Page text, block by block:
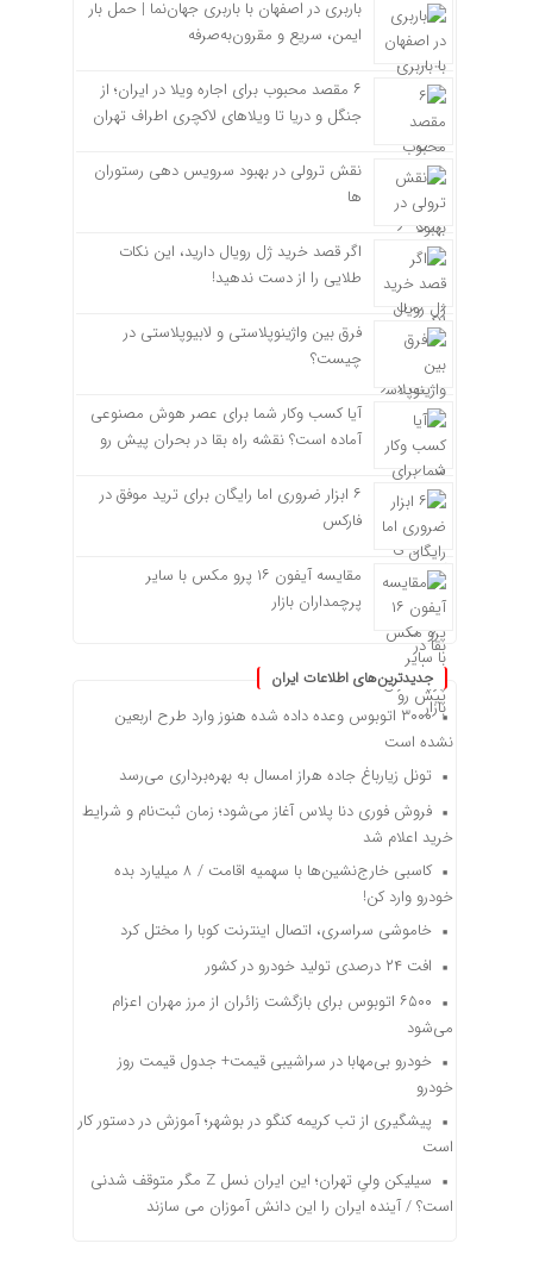
باربری در اصفهان با باربری جهان‌نما | حمل بار
ایمن، سریع و مقرون‌به‌صرفه
۶ مقصد محبوب برای اجاره ویلا در ایران؛ از
جنگل و دریا تا ویلاهای لاکچری اطراف تهران
نقش ترولی در بهبود سرویس دهی رستوران
ها
اگر قصد خرید ژل رویال دارید، این نکات
طلایی را از دست ندهید!
فرق بین واژینوپلاستی و لابیوپلاستی در
چیست؟
آیا کسب وکار شما برای عصر هوش مصنوعی
آماده است؟ نقشه راه بقا در بحران پیش رو
۶ ابزار ضروری اما رایگان برای ترید موفق در
فارکس
مقایسه آیفون ۱۶ پرو مکس با سایر
پرچمداران بازار
جدیدترین‌های اطلاعات ایران
۳۰۰۰ اتوبوس وعده داده شده هنوز وارد طرح اربعین
نشده است
تونل زیارباغ جاده هراز امسال به بهره‌برداری می‌رسد
فروش فوری دنا پلاس آغاز می‌شود؛ زمان ثبت‌نام و شرایط
خرید اعلام شد
کاسبی خارج‌نشین‌ها با سهمیه اقامت / ۸ میلیارد بده
خودرو وارد کن!
خاموشی سراسری، اتصال اینترنت کوبا را مختل کرد
افت ۲۴ درصدی تولید خودرو در کشور
۶۵۰۰ اتوبوس برای بازگشت زائران از مرز مهران اعزام
می‌شود
خودرو بی‌مهابا در سراشیبی قیمت+ جدول قیمت روز
خودرو
پیشگیری از تب کریمه کنگو در بوشهر؛ آموزش در دستور کار
است
سیلیکن ولیِ تهران؛ این ایران نسل Z مگر متوقف شدنی
است؟ / آینده ایران را این دانش آموزان می سازند